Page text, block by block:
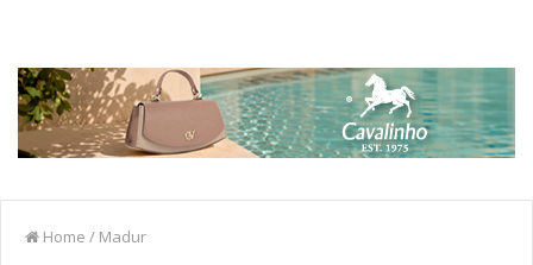
Home / Madur